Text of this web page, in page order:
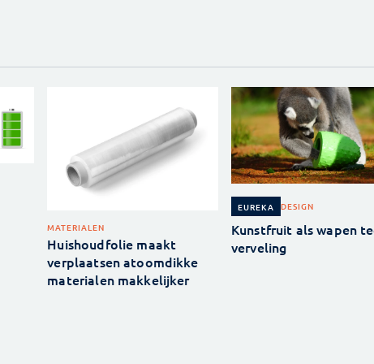
MATERIALEN
Huishoudfolie maakt
verplaatsen atoomdikke
materialen makkelijker
EUREKA DESIGN
Kunstfruit als wapen
verveling